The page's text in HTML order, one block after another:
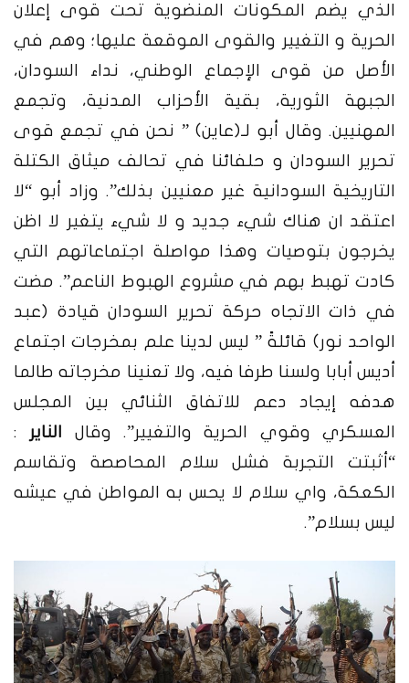
الذي يضم المكونات المنضوية تحت قوى إعلان
الحرية و التغيير والقوى الموقعة عليها؛ وهم في
الأصل من قوى الإجماع الوطني، نداء السودان،
الجبهة الثورية، بقية الأحزاب المدنية، وتجمع
المهنيين. وقال
أبو لـ(عاين) ” نحن في تجمع قوى
تحرير السودان و حلفائنا في تحالف ميثاق الكتلة
التاريخية السودانية غير معنيين بذلك”. وزاد أبو “لا
اعتقد ان هناك شيء جديد و لا شيء يتغير لا اظن
يخرجون بتوصيات وهذا مواصلة اجتماعاتهم التي
كادت تهبط بهم في مشروع الهبوط الناعم”. مضت
في ذات الاتجاه حركة تحرير السودان قيادة (عبد
الواحد نور) قائلةً ” ليس لدينا علم بمخرجات اجتماع
أديس أبابا ولسنا طرفا فيه، ولا تعنينا مخرجاته طالما
هدفه إيجاد دعم للاتفاق الثنائي بين المجلس
العسكري وقوي الحرية والتغيير”. وقال الناير :
“أثبتت التجربة فشل سلام المحاصصة وتقاسم
الكعكة، واي سلام لا يحس به المواطن في عيشه
ليس بسلام”.